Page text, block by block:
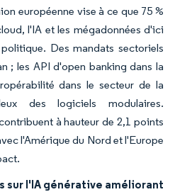
européenne vise à ce que 75 %
l'IA et les mégadonnées d'ici
Des mandats sectoriels
; les API d'open banking dans la
dans le secteur de la
des logiciels modulaires.
à hauteur de 2,1 points
l'Amérique du Nord et l'Europe
sur l'IA générative améliorant